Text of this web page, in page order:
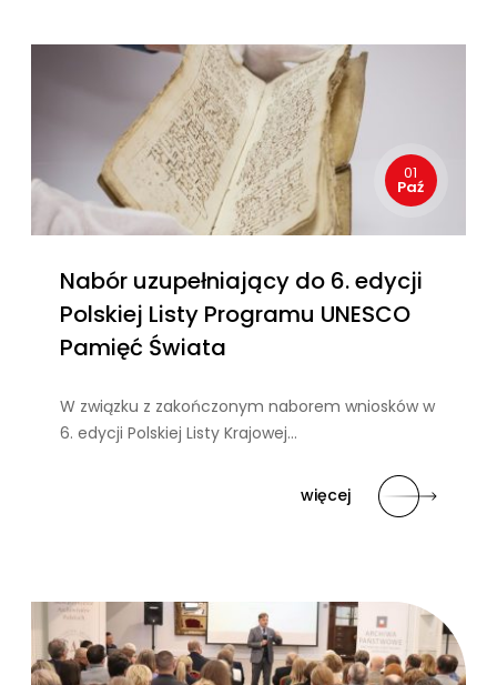
01
Paź
Nabór uzupełniający do 6. edycji
Polskiej Listy Programu UNESCO
Pamięć Świata
W związku z zakończonym naborem wniosków w
6. edycji Polskiej Listy Krajowej…
więcej